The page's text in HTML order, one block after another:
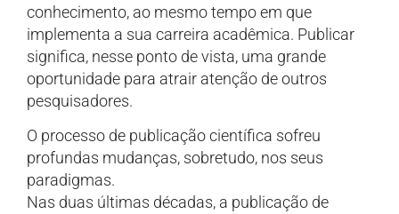
conhecimento, ao mesmo tempo em que
implementa a sua carreira acadêmica. Publicar
significa, nesse ponto de vista, uma grande
oportunidade para atrair atenção de outros
pesquisadores.
O processo de publicação científica sofreu
profundas mudanças, sobretudo, nos seus
paradigmas.
Nas duas últimas décadas, a publicação de